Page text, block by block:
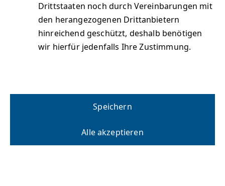
Drittstaaten noch durch Vereinbarungen mit
den herangezogenen Drittanbietern
hinreichend geschützt, deshalb benötigen
wir hierfür jedenfalls Ihre Zustimmung.
Speichern
Alle akzeptieren